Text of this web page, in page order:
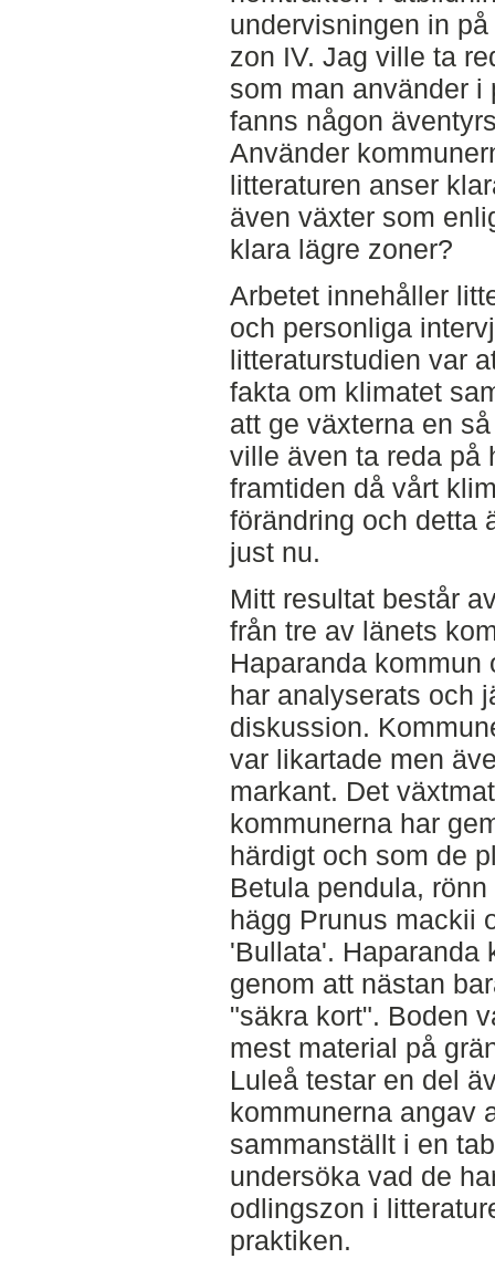
undervisningen in
zon IV. Jag ville ta
som man använder
fanns någon
Använder
litteraturen anser
även växter som
klara lägre zoner?
Arbetet innehåller
och personliga
litteraturstudien var
fakta om klimatet
att ge växterna en
ville även ta reda på
framtiden då vårt
förändring och detta
just nu.
Mitt resultat består
från tre av länets
Haparanda
har analyserats och
diskussion.
var likartade men
markant. Det
kommunerna har
härdigt och som de
Betula pendula,
hägg Prunus mackii
'Bullata'. Haparanda
genom att nästan
"säkra kort". Boden
mest material på
Luleå testar en del
kommunerna angav
sammanställt i en
undersöka vad de
odlingszon i
praktiken.